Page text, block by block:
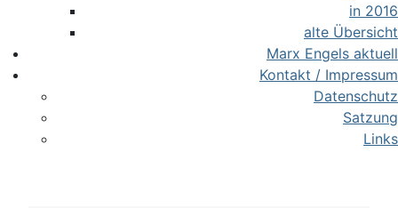
in 2016
alte Übersicht
Marx Engels aktuell
Kontakt / Impressum
Datenschutz
Satzung
Links